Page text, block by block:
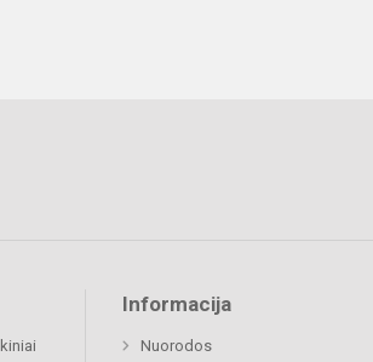
Informacija
Nuorodos